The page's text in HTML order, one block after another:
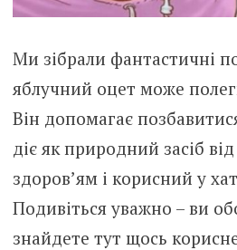
Ми зібрали фантастичні
яблучний оцет може
Він допомагає
діє як природний засіб
здоров’ям і корисний у
Подивіться уважно – ви
знайдете тут щось